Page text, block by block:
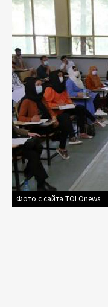
Фото с сайта TOLOnews